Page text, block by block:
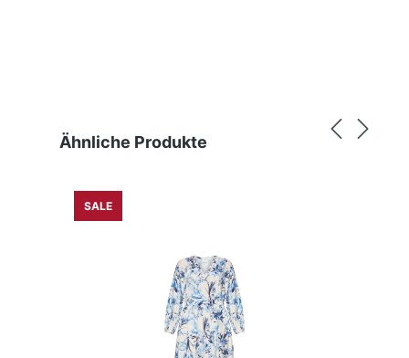
Produktgalerie überspringen
Ähnliche Produkte
SALE